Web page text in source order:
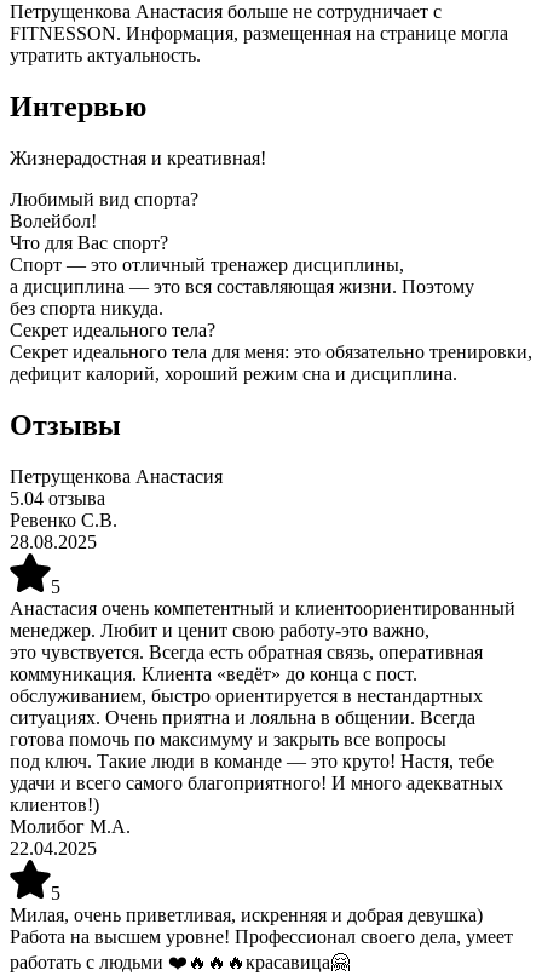
Петрущенкова Анастасия больше не сотрудничает с
FITNESSON. Информация, размещенная на странице могла
утратить актуальность.
Интервью
Жизнерадостная и креативная!
Любимый вид спорта?
Волейбол!
Что для Вас спорт?
Спорт — это отличный тренажер дисциплины,
а дисциплина — это вся составляющая жизни. Поэтому
без спорта никуда.
Секрет идеального тела?
Секрет идеального тела для меня: это обязательно тренировки,
дефицит калорий, хороший режим сна и дисциплина.
Отзывы
Петрущенкова Анастасия
5.04 отзыва
Ревенко С.В.
28.08.2025
5
Анастасия очень компетентный и клиентоориентированный
менеджер. Любит и ценит свою работу-это важно,
это чувствуется. Всегда есть обратная связь, оперативная
коммуникация. Клиента «ведёт» до конца с пост.
обслуживанием, быстро ориентируется в нестандартных
ситуациях. Очень приятна и лояльна в общении. Всегда
готова помочь по максимуму и закрыть все вопросы
под ключ. Такие люди в команде — это круто! Настя, тебе
удачи и всего самого благоприятного! И много адекватных
клиентов!)
Молибог М.А.
22.04.2025
5
Милая, очень приветливая, искренняя и добрая девушка)
Работа на высшем уровне! Профессионал своего дела, умеет
работать с людьми ❤️🔥🔥🔥красавица🤗